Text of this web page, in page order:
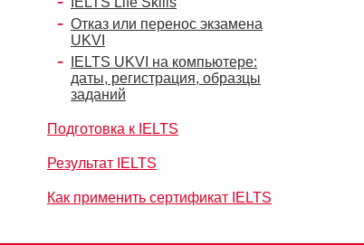
Отказ или перенос экзамена
UKVI
IELTS UKVI на компьютере:
даты, регистрация, образцы
заданий
Подготовка к IELTS
Результат IELTS
Как применить сертификат IELTS